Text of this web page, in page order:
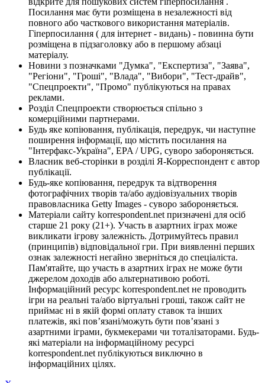
Посилання має бути розміщена в незалежності від
повного або часткового використання матеріалів.
Гіперпосилання ( для інтернет - видань) - повинна бути
розміщена в підзаголовку або в першому абзаці
матеріалу.
Новини з позначками "Думка", "Експертиза", "Заява",
"Регіони", "Гроші", "Влада", "Вибори", "Тест-драйв",
"Спецпроекти", "Промо" публікуються на правах
реклами.
Розділ Спецпроекти створюється спільно з
комерційними партнерами.
Будь яке копіювання, публікація, передрук, чи наступне
поширення інформації, що містить посилання на
"Інтерфакс-Україна", EPA / UPG, суворо забороняється.
Власник веб-сторінки в розділі Я-Корреспондент є автор
публікації.
Будь-яке копіювання, передрук та відтворення
фотографічних творів та/або аудіовізуальних творів
правовласника Getty Images - суворо забороняється.
Матеріали сайту korrespondent.net призначені для осіб
старше 21 року (21+). Участь в азартних іграх може
викликати ігрову залежність. Дотримуйтесь правил
(принципів) відповідальної гри. При виявленні перших
ознак залежності негайно зверніться до спеціаліста.
Пам'ятайте, що участь в азартних іграх не може бути
джерелом доходів або альтернативою роботі.
Інформаційний ресурс korrespondent.net не проводить
ігри на реальні та/або віртуальні гроші, також сайт не
приймає ні в якій формі оплату ставок та інших
платежів, які пов’язані/можуть бути пов’язані з
азартними іграми, букмекерами чи тоталізаторами. Будь-
які матеріали на інформаційному ресурсі
korrespondent.net публікуються виключно в
інформаційних цілях.